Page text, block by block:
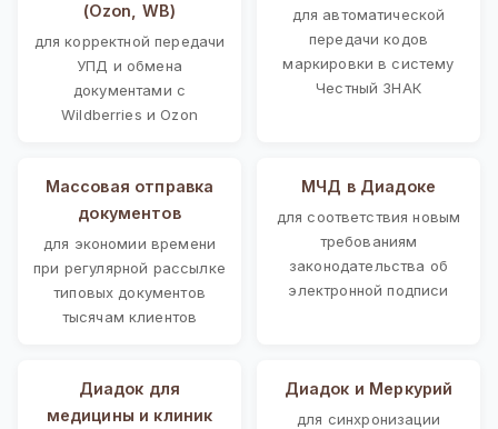
(Ozon, WB)
для корректной передачи
УПД и обмена
документами с
Wildberries и Ozon
для автоматической
передачи кодов
маркировки в систему
Честный ЗНАК
Массовая отправка
документов
для экономии времени
при регулярной рассылке
типовых документов
тысячам клиентов
МЧД в Диадоке
для соответствия новым
требованиям
законодательства об
электронной подписи
Диадок для
медицины и клиник
Диадок и Меркурий
для синхронизации